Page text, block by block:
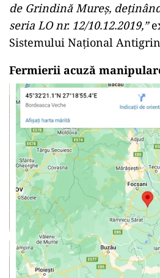
de Grindină Mureș,
seria LO nr. 12/10.12.2019,”
Sistemului Național
Fermierii acuză